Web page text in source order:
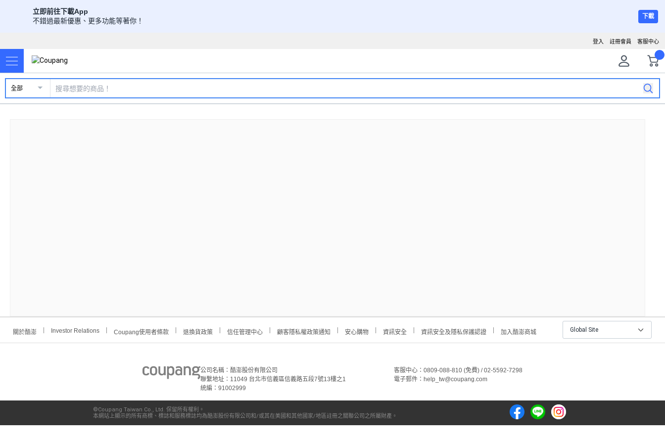
立即前往下載App
不錯過最新優惠、更多功能等著你！
下載
客服中心
註冊會員
登入
全部
關於酷澎 Investor Relations Coupang使用者條款 退換貨政策 信任管理中心 顧客隱私權政策通知 安心購物 資訊安全 資訊安全及隱私保護認證 加入酷澎商城 Global Site
公司名稱：酷澎股份有限公司
聯繫地址：11049 台北市信義區信義路五段7號13樓之1
統編：91002999
客服中心：0809-088-810 (免費) / 02-5592-7298
電子郵件：help_tw@coupang.com
©Coupang Taiwan Co., Ltd. 保留所有權利。
本網站上顯示的所有商標、標誌和服務標誌均為酷澎股份有限公司和/或其在美國和其他國家/地區註冊之關聯公司之所屬財產。